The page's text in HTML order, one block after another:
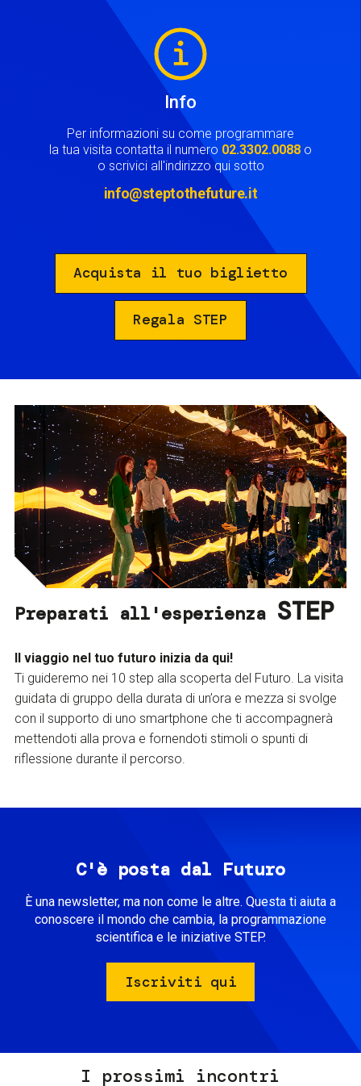
Info
Per informazioni su come programmare
la tua visita contatta il numero 02.3302.0088 o
o scrivici all'indirizzo qui sotto
info@steptothefuture.it
Acquista il tuo biglietto
Regala STEP
Preparati all'esperienza STEP
Il viaggio nel tuo futuro inizia da qui!
Ti guideremo nei 10 step alla scoperta del Futuro. La visita
guidata di gruppo della durata di un’ora e mezza si svolge
con il supporto di uno smartphone che ti accompagnerà
mettendoti alla prova e fornendoti stimoli o spunti di
riflessione durante il percorso.
C'è posta dal Futuro
È una newsletter, ma non come le altre. Questa ti aiuta a
conoscere il mondo che cambia, la programmazione
scientifica e le iniziative STEP.
Iscriviti qui
I prossimi incontri